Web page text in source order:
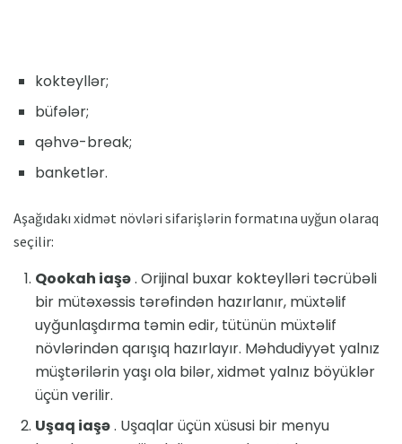
kokteyllər;
büfələr;
qəhvə-break;
banketlər.
Aşağıdakı xidmət növləri sifarişlərin formatına uyğun olaraq
seçilir:
Qookah iaşə. Orijinal buxar kokteylləri təcrübəli
bir mütəxəssis tərəfindən hazırlanır, müxtəlif
uyğunlaşdırma təmin edir, tütünün müxtəlif
növlərindən qarışıq hazırlayır. Məhdudiyyət yalnız
müştərilərin yaşı ola bilər, xidmət yalnız böyüklər
üçün verilir.
Uşaq iaşə. Uşaqlar üçün xüsusi bir menyu